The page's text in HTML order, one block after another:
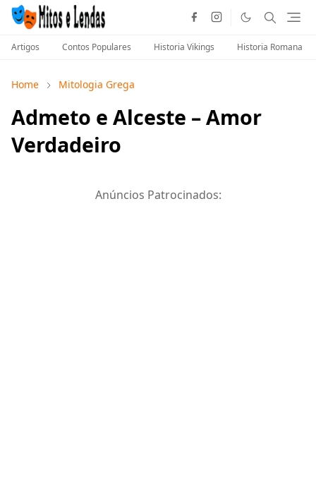
Artigos Contos Populares Historia Vikings Historia Romana
Home Mitologia Grega
Admeto e Alceste – Amor
Verdadeiro
Anúncios Patrocinados: